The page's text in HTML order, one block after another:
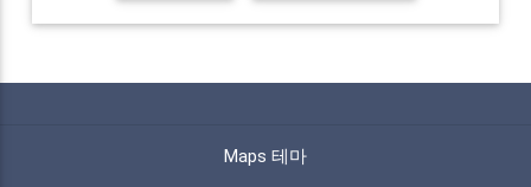
Maps 테마